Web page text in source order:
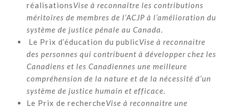
réalisationsVise à reconnaître les contributions
méritoires de membres de l’ACJP à l’amélioration du
système de justice pénale au Canada.
Le Prix d’éducation du publicVise à reconnaitre
des personnes qui contribuent à développer chez les
Canadiens et les Canadiennes une meilleure
compréhension de la nature et de la nécessité d’un
système de justice humain et efficace.
Le Prix de rechercheVise à reconnaitre une